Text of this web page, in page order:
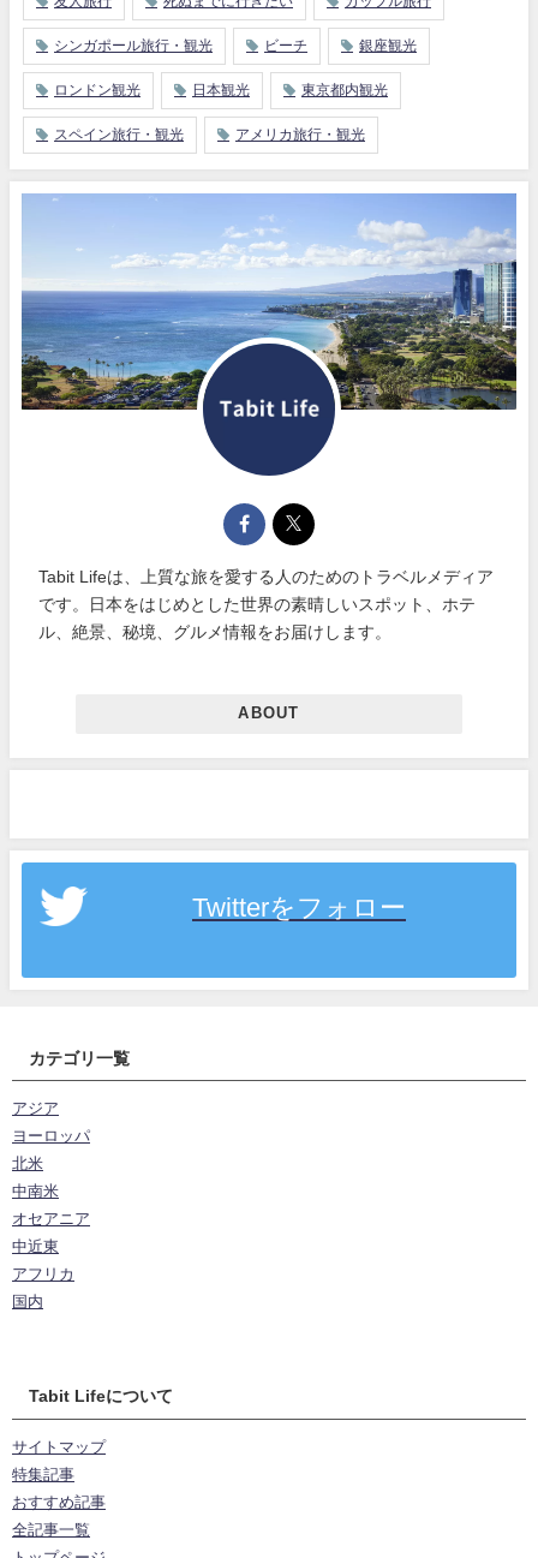
シンガポール旅行・観光 ビーチ 銀座観光
ロンドン観光 日本観光 東京都内観光
スペイン旅行・観光 アメリカ旅行・観光
Tabit Lifeは、上質な旅を愛する人のためのトラベルメディア
です。日本をはじめとした世界の素晴しいスポット、ホテ
ル、絶景、秘境、グルメ情報をお届けします。
ABOUT
Twitterをフォロー
カテゴリ一覧
アジア
ヨーロッパ
北米
中南米
オセアニア
中近東
アフリカ
国内
Tabit Lifeについて
サイトマップ
特集記事
おすすめ記事
全記事一覧